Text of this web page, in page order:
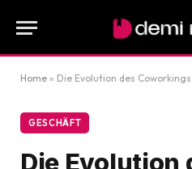
Home » Die Evolution des Coworkings: Wie
GESCHÄFT
Die Evolution